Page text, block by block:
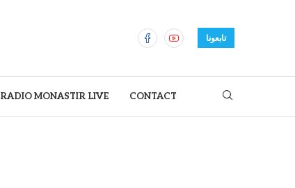
تابعونا
RADIO MONASTIR LIVE CONTACT